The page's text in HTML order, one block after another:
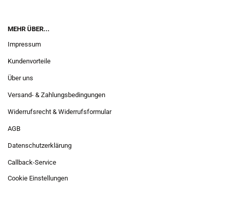
MEHR ÜBER...
Impressum
Kundenvorteile
Über uns
Versand- & Zahlungsbedingungen
Widerrufsrecht & Widerrufsformular
AGB
Datenschutzerklärung
Callback-Service
Cookie Einstellungen